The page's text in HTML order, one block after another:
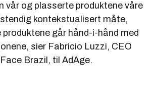
vår og plasserte produktene våre
kontekstualisert måte,
går hånd-i-hånd med
sier Fabricio Luzzi, CEO
Brazil, til AdAge.